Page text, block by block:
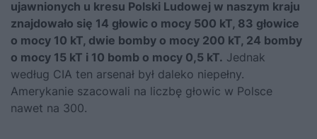
ujawnionych u kresu Polski Ludowej w naszym kraju
znajdowało się 14 głowic o mocy 500 kT, 83 głowice
o mocy 10 kT, dwie bomby o mocy 200 kT, 24 bomby
o mocy 15 kT i 10 bomb o mocy 0,5 kT. Jednak
według CIA ten arsenał był daleko niepełny.
Amerykanie szacowali na liczbę głowic w Polsce
nawet na 300.